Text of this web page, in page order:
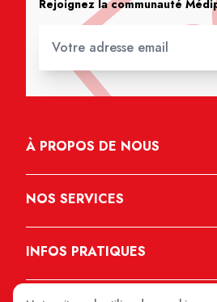
Rejoignez la communauté
À PROPOS DE NOUS
NOS SERVICES
INFOS PRATIQUES